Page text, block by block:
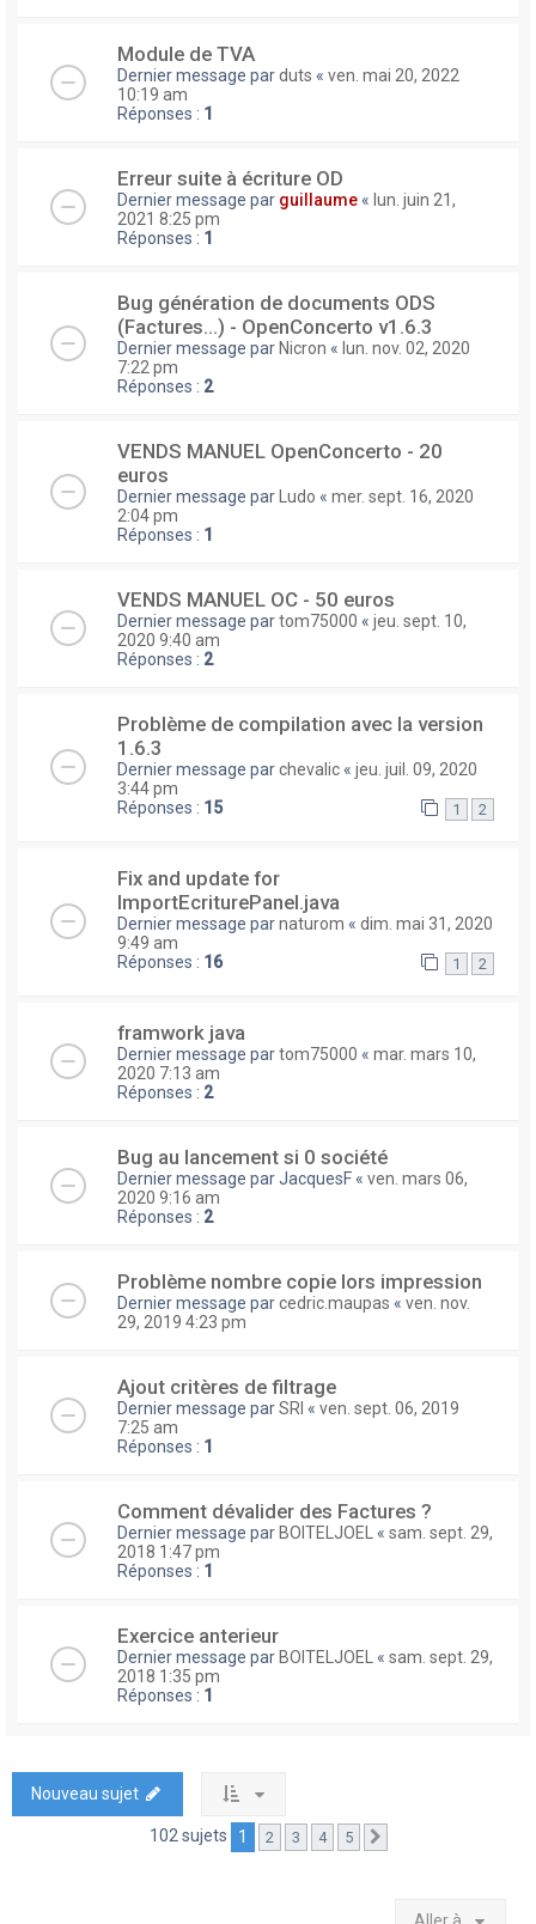
Module de TVA
Dernier message parduts « ven. mai 20, 2022
10:19 am
Réponses : 1
Erreur suite à écriture OD
Dernier message par guillaume « lun. juin 21,
2021 8:25 pm
Réponses : 1
Bug génération de documents ODS
(Factures...) - OpenConcerto v1.6.3
Dernier message parNicron « lun. nov. 02, 2020
7:22 pm
Réponses : 2
VENDS MANUEL OpenConcerto - 20
euros
Dernier message parLudo « mer. sept. 16, 2020
2:04 pm
Réponses : 1
VENDS MANUEL OC - 50 euros
Dernier message partom75000 « jeu. sept. 10,
2020 9:40 am
Réponses : 2
Problème de compilation avec la version
1.6.3
Dernier message parchevalic « jeu. juil. 09, 2020
3:44 pm
Réponses : 15 1 2
Fix and update for
ImportEcriturePanel.java
Dernier message parnaturom « dim. mai 31, 2020
9:49 am
Réponses : 16 1 2
framwork java
Dernier message partom75000 « mar. mars 10,
2020 7:13 am
Réponses : 2
Bug au lancement si 0 société
Dernier message parJacquesF « ven. mars 06,
2020 9:16 am
Réponses : 2
Problème nombre copie lors impression
Dernier message parcedric.maupas « ven. nov.
29, 2019 4:23 pm
Ajout critères de filtrage
Dernier message parSRI « ven. sept. 06, 2019
7:25 am
Réponses : 1
Comment dévalider des Factures ?
Dernier message par BOITELJOEL « sam. sept. 29,
2018 1:47 pm
Réponses : 1
Exercice anterieur
Dernier message par BOITELJOEL « sam. sept. 29,
2018 1:35 pm
Réponses : 1
Nouveau sujet
102 sujets 1 2 3 4 5